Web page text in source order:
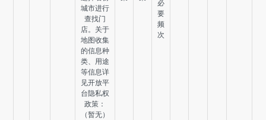
城市进行
查找门
店。关于
地图收集
的信息种
类、用途
等信息详
见开放平
台隐私权
政策：
（暂无）
必
要
频
次